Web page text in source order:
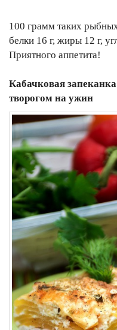
100 грамм таких
белки 16 г, жиры 12 г,
Приятного аппетита!
Кабачковая
творогом на ужин